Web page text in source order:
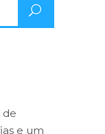
de
e um